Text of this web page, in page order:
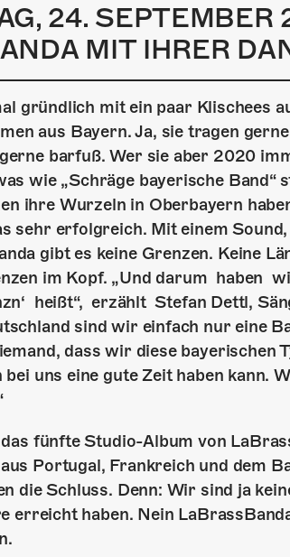
24. SEPTEMBER
MIT IHRER
gründlich mit ein paar Klischees
aus Bayern. Ja, sie tragen
barfuß. Wer sie aber 2020
wie „Schräge bayerische Band“
ihre Wurzeln in Oberbayern
sehr erfolgreich. Mit einem
gibt es keine Grenzen. Keine
im Kopf. „Und darum haben
heißt“, erzählt Stefan Dettl,
sind wir einfach nur eine
dass wir diese bayerischen
bei uns eine gute Zeit haben kann.
das fünfte Studio-Album von
Portugal, Frankreich und dem
die Schluss. Denn: Wir sind ja
erreicht haben. Nein